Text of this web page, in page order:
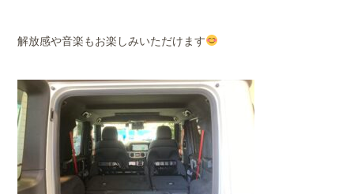
解放感や音楽もお楽しみいただけます